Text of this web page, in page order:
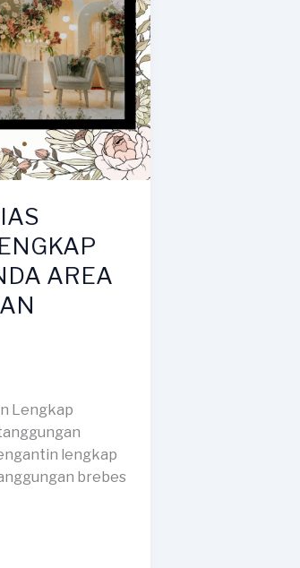
AREA
Lengkap
lengkap
brebes